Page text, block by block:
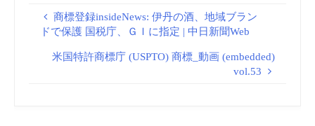
商標登録insideNews: 伊丹の酒、地域ブラン
ドで保護 国税庁、ＧＩに指定 | 中日新聞Web
米国特許商標庁 (USPTO) 商標_動画 (embedded)
vol.53